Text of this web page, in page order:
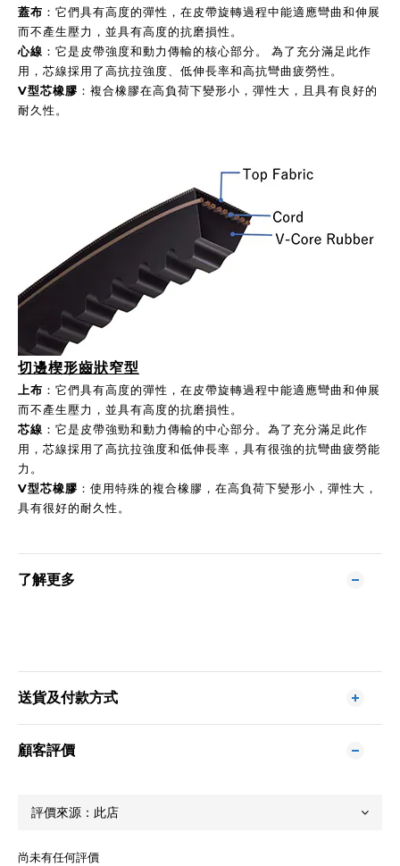
蓋布 ：它們具有高度的彈性，在皮帶旋轉過程中能適應彎曲和伸展
而不產生壓力，並具有高度的抗磨損性。
心線 ：它是皮帶強度和動力傳輸的核心部分。 為了充分滿足此作
用，芯線採用了高抗拉強度、低伸長率和高抗彎曲疲勞性。
V型芯橡膠 ：複合橡膠在高負荷下變形小，彈性大，且具有良好的
耐久性。
切邊楔形齒狀窄型
上布 ：它們具有高度的彈性，在皮帶旋轉過程中能適應彎曲和伸展
而不產生壓力，並具有高度的抗磨損性。
芯線 ：它是皮帶強勁和動力傳輸的中心部分。為了充分滿足此作
用，芯線採用了高抗拉強度和低伸長率，具有很強的抗彎曲疲勞能
力。
V型芯橡膠 ：使用特殊的複合橡膠，在高負荷下變形小，彈性大，
具有很好的耐久性。
了解更多
送貨及付款方式
顧客評價
尚未有任何評價